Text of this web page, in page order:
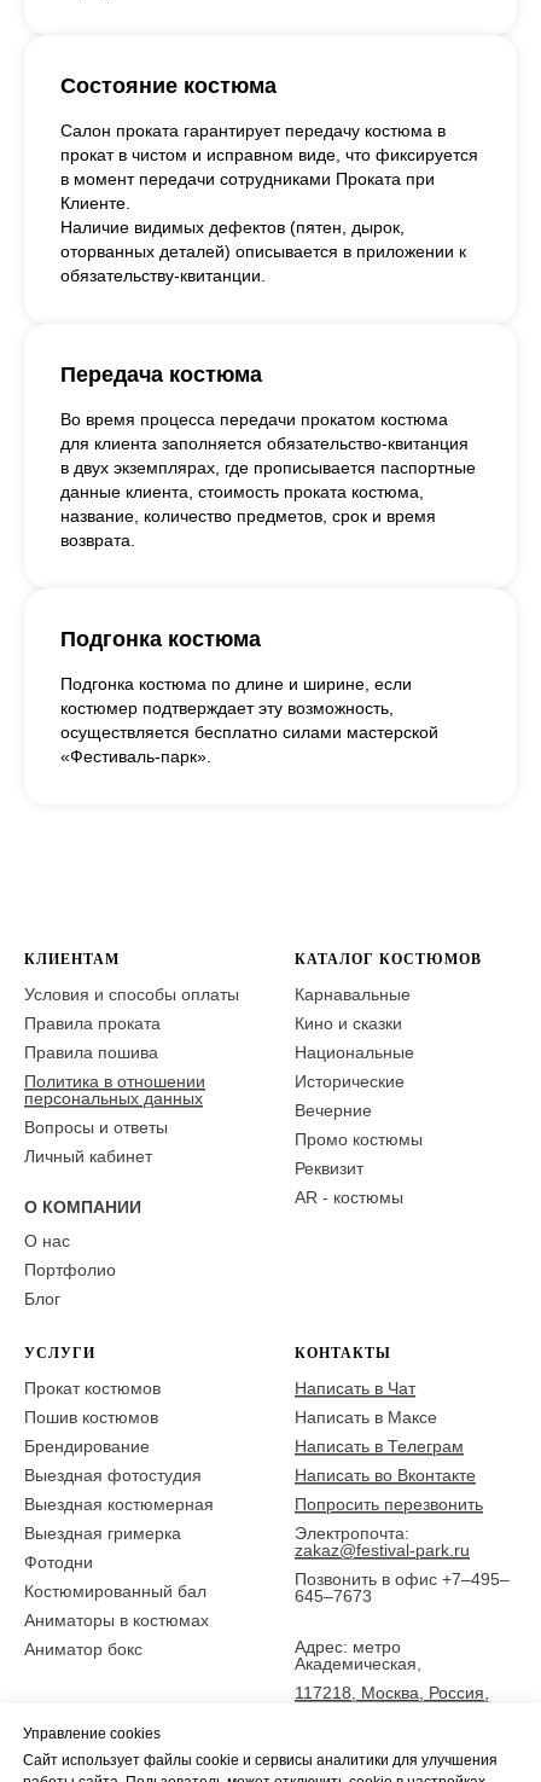
Состояние костюма
Салон проката гарантирует передачу костюма в
прокат в чистом и исправном виде, что фиксируется
в момент передачи сотрудниками Проката при
Клиенте.
Наличие видимых дефектов (пятен, дырок,
оторванных деталей) описывается в приложении к
обязательству-квитанции.
Передача костюма
Во время процесса передачи прокатом костюма
для клиента заполняется обязательство-квитанция
в двух экземплярах, где прописывается паспортные
данные клиента, стоимость проката костюма,
название, количество предметов, срок и время
возврата.
Подгонка костюма
Подгонка костюма по длине и ширине, если
костюмер подтверждает эту возможность,
осуществляется бесплатно силами мастерской
«Фестиваль-парк».
КЛИЕНТАМ
Условия и способы оплаты
Правила проката
Правила пошива
Политика в отношении
персональных данных
Вопросы и ответы
Личный кабинет
О КОМПАНИИ
О нас
Портфолио
Блог
КАТАЛОГ КОСТЮМОВ
Карнавальные
Кино и сказки
Национальные
Исторические
Вечерние
Промо костюмы
Реквизит
AR - костюмы
УСЛУГИ
Прокат костюмов
Пошив костюмов
Брендирование
Выездная фотостудия
Выездная костюмерная
Выездная гримерка
Фотодни
Костюмированный бал
Аниматоры в костюмах
Аниматор бокс
КОНТАКТЫ
Написать в Чат
Написать в Максе
Написать в Телеграм
Написать во Вконтакте
Попросить перезвонить
Электропочта:
zakaz@festival-park.ru
Позвонить в офис +7–495–
645–7673
Адрес: метро
Академическая,
117218, Москва, Россия,
5 эт., офис Фестиваль-парк
Управление cookies
Сайт использует файлы cookie и сервисы аналитики для улучшения